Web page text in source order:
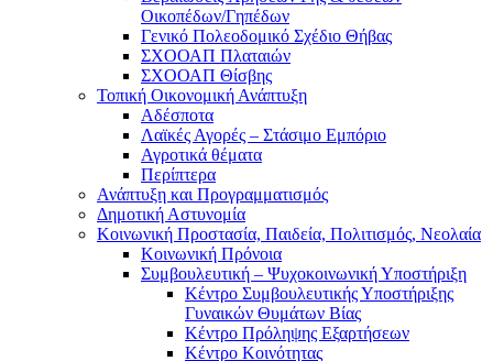
Οικοπέδων/Γηπέδων
Γενικό Πολεοδομικό Σχέδιο Θήβας
ΣΧΟΟΑΠ Πλαταιών
ΣΧΟΟΑΠ Θίσβης
Τοπική Οικονομική Ανάπτυξη
Αδέσποτα
Λαϊκές Αγορές – Στάσιμο Εμπόριο
Αγροτικά θέματα
Περίπτερα
Ανάπτυξη και Προγραμματισμός
Δημοτική Αστυνομία
Κοινωνική Προστασία, Παιδεία, Πολιτισμός, Νεολαία
Κοινωνική Πρόνοια
Συμβουλευτική – Ψυχοκοινωνική Υποστήριξη
Κέντρο Συμβουλευτικής Υποστήριξης
Γυναικών Θυμάτων Βίας
Κέντρο Πρόληψης Εξαρτήσεων
Κέντρο Κοινότητας